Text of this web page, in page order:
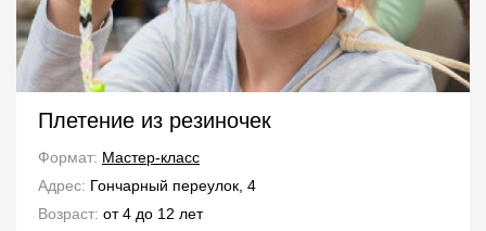
Плетение из резиночек
Формат: Мастер-класс
Адрес: Гончарный переулок, 4
Возраст: от 4 до 12 лет